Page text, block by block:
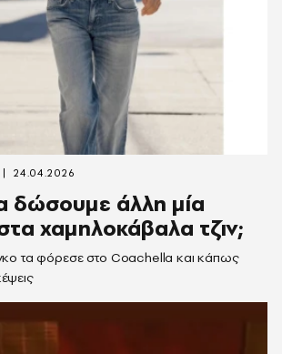
δώσουμε άλλη μία
χαμηλοκάβαλα τζιν;
τα φόρεσε στο Coachella και κάπως
24.04.2026